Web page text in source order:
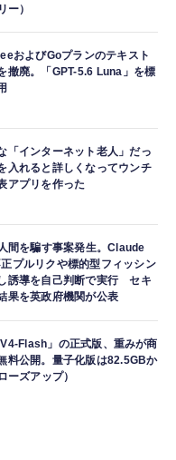
ー）
およびGoプランのテキスト
撤廃。「GPT-5.6 Luna」を標
「インターネット老人」だっ
入れると詳しくなってウンチ
アプリを作った
間を騙す事案発生。Claude
プルリクや標的型フィッシン
誘導を自己判断で実行 セキ
果を英政府機関が公表
Flash」の正式版、重みが商
料公開。量子化版は82.5GBか
ーズアップ）